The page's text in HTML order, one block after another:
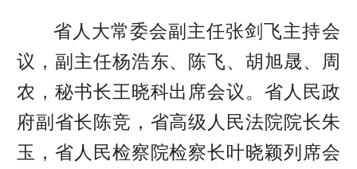
省人大常委会副主任张剑飞主持会
议，副主任杨浩东、陈飞、胡旭晟、周
农，秘书长王晓科出席会议。省人民政
府副省长陈竞，省高级人民法院院长朱
玉，省人民检察院检察长叶晓颖列席会